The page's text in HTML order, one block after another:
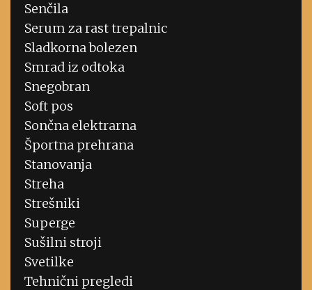
Senčila
Serum za rast trepalnic
Sladkorna bolezen
Smrad iz odtoka
Snegobran
Soft pos
Sončna elektrarna
Športna prehrana
Stanovanja
Streha
Strešniki
Superge
Sušilni stroji
Svetilke
Tehnični pregledi